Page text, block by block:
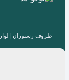
ظروف رستوران |